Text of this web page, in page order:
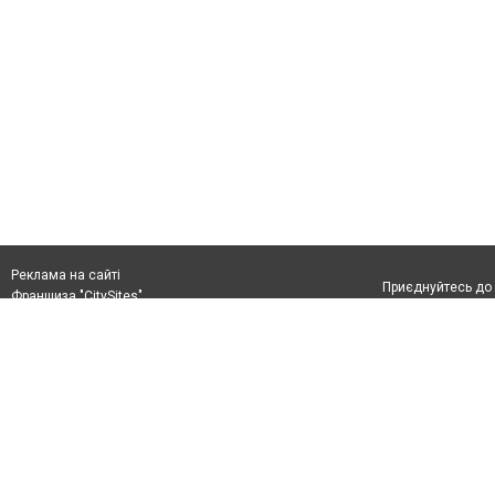
Реклама на сайті
Франшиза "CitySites"
Приєднуйтесь до